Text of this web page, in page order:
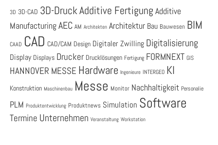
3D 3D-CAD 3D-DruckAdditive Fertigung Additive
ManufacturingAEC AM Architekten Architektur Bau Bauwesen BIM
CAAD CAD CAD/CAM Design Digitaler Zwilling Digitalisierung
Display Displays Drucker Drucklösungen Fertigung FORMNEXT GIS
HANNOVER MESSE Hardware Ingenieure INTERGEO KI
Konstruktion Maschinenbau Messe Monitor Nachhaltigkeit Personalie
PLM Produktentwicklung Produktnews Simulation Software
Termine Unternehmen Veranstaltung Workstation